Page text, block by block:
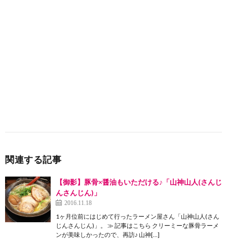
関連する記事
【御影】豚骨×醤油もいただける♪「山神山人(さんじ
んさんじん)」
2016.11.18
1ヶ月位前にはじめて行ったラーメン屋さん「山神山人(さん
じんさんじん)」。 ≫ 記事はこちら クリーミーな豚骨ラーメ
ンが美味しかったので、再訪♪ 山神[…]